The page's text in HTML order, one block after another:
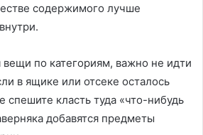
содержимого лучше
вещи по категориям, важно не идти
в ящике или отсеке осталось
спешите класть туда «что-нибудь
добавятся предметы